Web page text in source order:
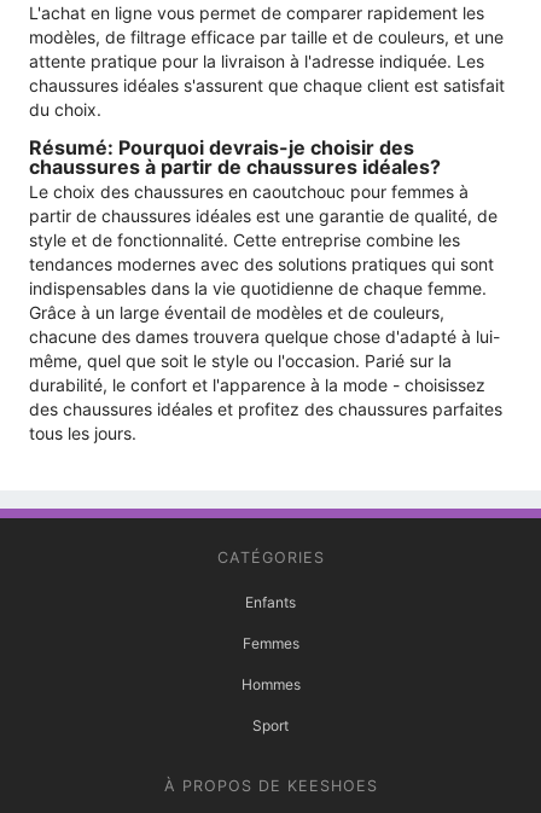
L'achat en ligne vous permet de comparer rapidement les
modèles, de filtrage efficace par taille et de couleurs, et une
attente pratique pour la livraison à l'adresse indiquée. Les
chaussures idéales s'assurent que chaque client est satisfait
du choix.
Résumé: Pourquoi devrais-je choisir des
chaussures à partir de chaussures idéales?
Le choix des chaussures en caoutchouc pour femmes à
partir de chaussures idéales est une garantie de qualité, de
style et de fonctionnalité. Cette entreprise combine les
tendances modernes avec des solutions pratiques qui sont
indispensables dans la vie quotidienne de chaque femme.
Grâce à un large éventail de modèles et de couleurs,
chacune des dames trouvera quelque chose d'adapté à lui-
même, quel que soit le style ou l'occasion. Parié sur la
durabilité, le confort et l'apparence à la mode - choisissez
des chaussures idéales et profitez des chaussures parfaites
tous les jours.
CATÉGORIES
Enfants
Femmes
Hommes
Sport
À PROPOS DE KEESHOES